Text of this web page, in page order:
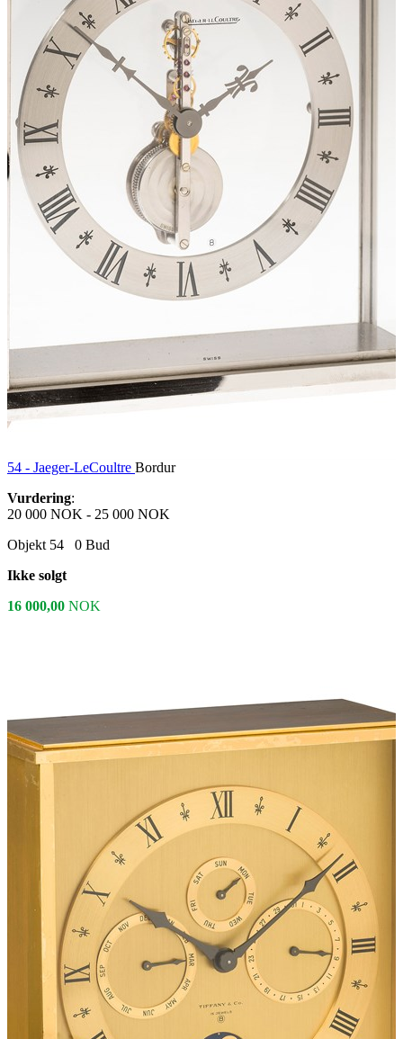
54 - Jaeger-LeCoultre Bordur
Vurdering:
20 000 NOK - 25 000 NOK
Objekt 54
0 Bud
Ikke solgt
16 000,00 NOK